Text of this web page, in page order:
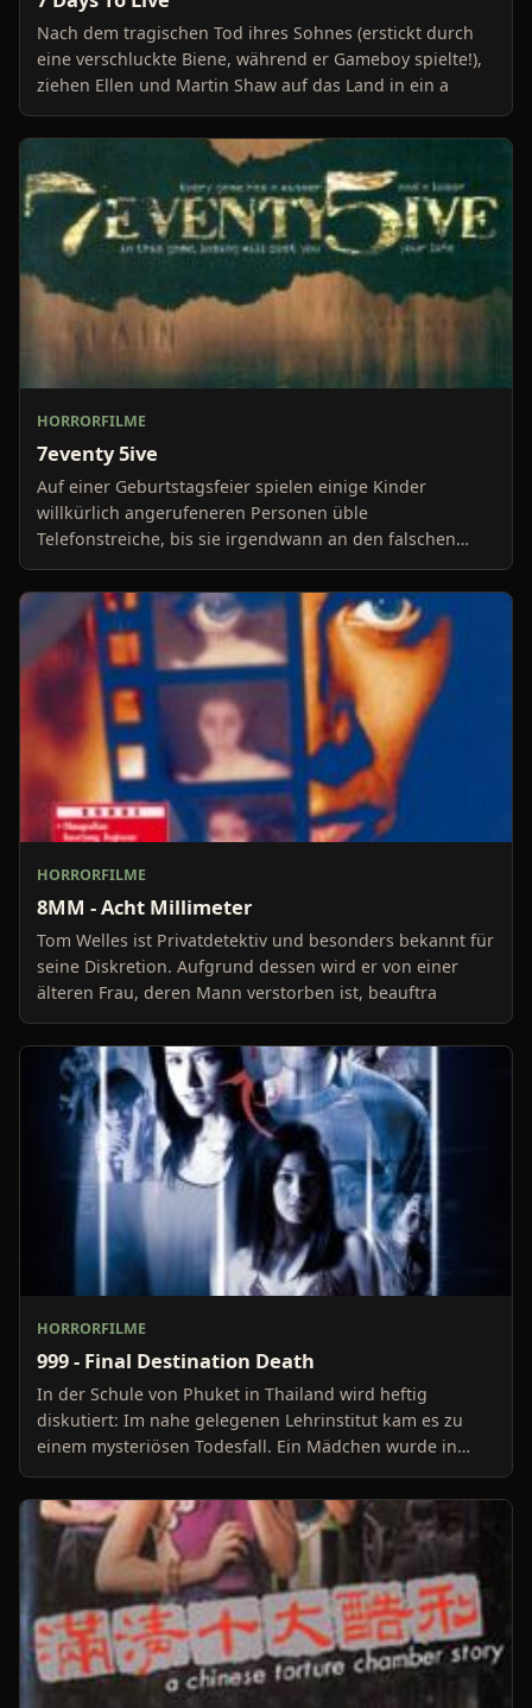
Nach dem tragischen Tod ihres Sohnes (erstickt durch
eine verschluckte Biene, während er Gameboy spielte!),
ziehen Ellen und Martin Shaw auf das Land in ein a
HORRORFILME
7eventy 5ive
Auf einer Geburtstagsfeier spielen einige Kinder
willkürlich angerufeneren Personen üble
Telefonstreiche, bis sie irgendwann an den falschen
geraten. Dieser
HORRORFILME
8MM - Acht Millimeter
Tom Welles ist Privatdetektiv und besonders bekannt für
seine Diskretion. Aufgrund dessen wird er von einer
älteren Frau, deren Mann verstorben ist, beauftra
HORRORFILME
999 - Final Destination Death
In der Schule von Phuket in Thailand wird heftig
diskutiert: Im nahe gelegenen Lehrinstitut kam es zu
einem mysteriösen Todesfall. Ein Mädchen wurde in
groß